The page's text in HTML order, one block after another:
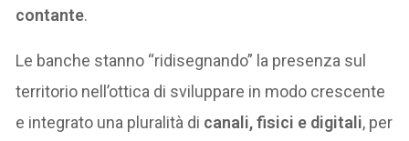
contante.
Le banche stanno “ridisegnando” la presenza sul
territorio nell’ottica di sviluppare in modo crescente
e integrato una pluralità di canali, fisici e digitali, per